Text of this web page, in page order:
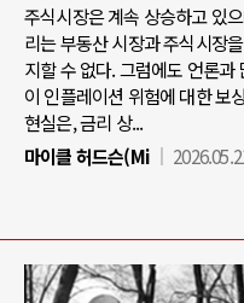
주식시장은 계속 상승하고 있
리는 부동산 시장과 주식시장
지할 수 없다. 그럼에도 언론
이 인플레이션 위험에 대한 보
현실은, 금리 상...
마이클 허드슨(Mi